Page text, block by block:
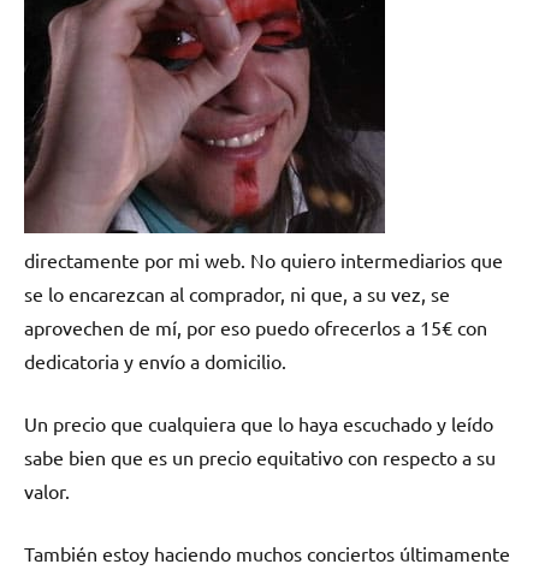
directamente por mi web. No quiero intermediarios que
se lo encarezcan al comprador, ni que, a su vez, se
aprovechen de mí, por eso puedo ofrecerlos a 15€ con
dedicatoria y envío a domicilio.
Un precio que cualquiera que lo haya escuchado y leído
sabe bien que es un precio equitativo con respecto a su
valor.
También estoy haciendo muchos conciertos últimamente